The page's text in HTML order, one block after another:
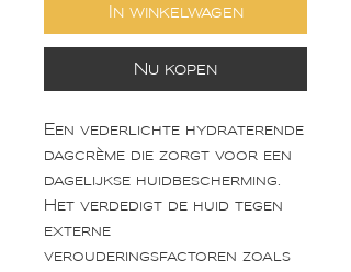
In winkelwagen
Nu kopen
Een vederlichte hydraterende
dagcrème die zorgt voor een
dagelijkse huidbescherming.
Het verdedigt de huid tegen
externe
verouderingsfactoren zoals